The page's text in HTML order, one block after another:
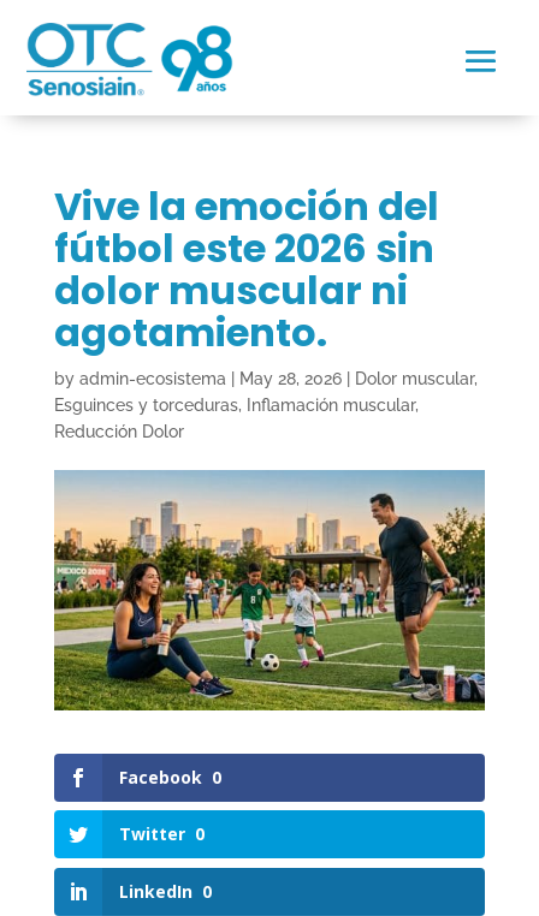
Vive la emoción del
fútbol este 2026 sin
dolor muscular ni
agotamiento.
by admin-ecosistema May 28, 2026| Dolor muscular,
Esguinces y torceduras, Inflamación muscular,
Reducción Dolor
Facebook 0
Twitter 0
LinkedIn 0